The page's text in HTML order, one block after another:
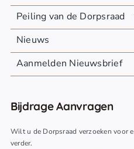
Peiling van de Dorpsraad
Nieuws
Aanmelden Nieuwsbrief
Bijdrage Aanvragen
Wilt u de Dorpsraad verzoeken voor
verder.